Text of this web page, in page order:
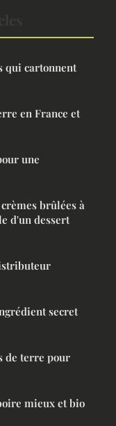
qui cartonnent
en France et
une
brûlées à
d'un dessert
secret
de terre pour
mieux et bio